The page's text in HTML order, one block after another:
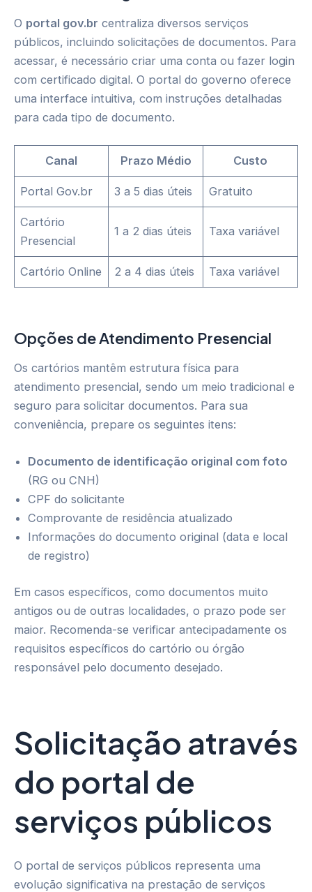
O portal gov.br centraliza diversos serviços
públicos, incluindo solicitações de documentos. Para
acessar, é necessário criar uma conta ou fazer login
com certificado digital. O portal do governo oferece
uma interface intuitiva, com instruções detalhadas
para cada tipo de documento.
Canal Prazo Médio Custo
Portal Gov.br 3 a 5 dias úteis Gratuito
Cartório
Presencial
1 a 2 dias úteis Taxa variável
Cartório Online 2 a 4 dias úteis Taxa variável
Opções de Atendimento Presencial
Os cartórios mantêm estrutura física para
atendimento presencial, sendo um meio tradicional e
seguro para solicitar documentos. Para sua
conveniência, prepare os seguintes itens:
Documento de identificação original com foto
(RG ou CNH)
CPF do solicitante
Comprovante de residência atualizado
Informações do documento original (data e local
de registro)
Em casos específicos, como documentos muito
antigos ou de outras localidades, o prazo pode ser
maior. Recomenda-se verificar antecipadamente os
requisitos específicos do cartório ou órgão
responsável pelo documento desejado.
Solicitação através
do portal de
serviços públicos
O portal de serviços públicos representa uma
evolução significativa na prestação de serviços